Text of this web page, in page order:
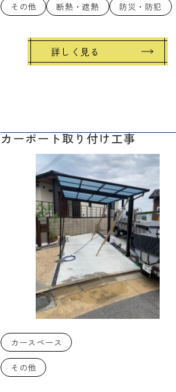
その他 断熱・遮熱 防災・防犯
詳しく見る
カーポート取り付け工事
カースペース
その他